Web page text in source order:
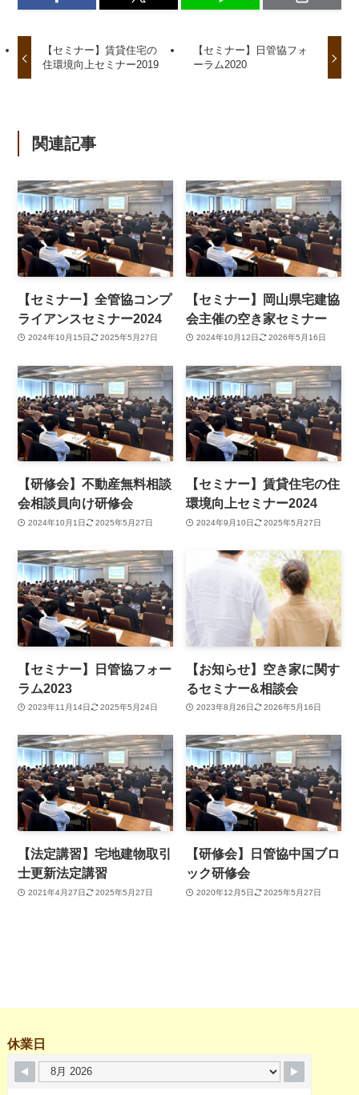
【セミナー】賃貸住宅の
住環境向上セミナー2019
【セミナー】日管協フォ
ーラム2020
関連記事
【セミナー】全管協コンプ
ライアンスセミナー2024
2024年10月15日 2025年5月27日
【セミナー】岡山県宅建協
会主催の空き家セミナー
2024年10月12日 2026年5月16日
【研修会】不動産無料相談
会相談員向け研修会
2024年10月1日 2025年5月27日
【セミナー】賃貸住宅の住
環境向上セミナー2024
2024年9月10日 2025年5月27日
【セミナー】日管協フォー
ラム2023
2023年11月14日 2025年5月24日
【お知らせ】空き家に関す
るセミナー&相談会
2023年8月26日 2026年5月16日
【法定講習】宅地建物取引
士更新法定講習
2021年4月27日 2025年5月27日
【研修会】日管協中国ブロ
ック研修会
2020年12月5日 2025年5月27日
休業日